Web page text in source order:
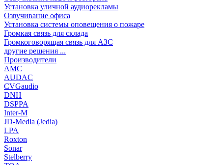
Установка уличной аудиорекламы
Озвучивание офиса
Установка системы оповещения о пожаре
Громкая связь для склада
Громкоговорящая связь для АЗС
другие решения ...
Производители
AMC
AUDAC
CVGaudio
DNH
DSPPA
Inter-M
JD-Media (Jedia)
LPA
Roxton
Sonar
Stelberry